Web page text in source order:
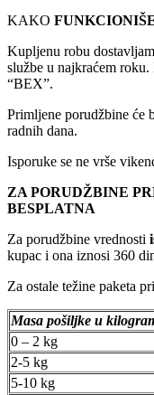
KAKO
Kupljenu robu
službe u najkraćem
“BEX”.
Primljene porudžbine će
radnih dana.
Isporuke se ne vrše
ZA PORUDŽBINE
BESPLATNA
Za porudžbine vrednosti
kupac i ona iznosi 360
Za ostale težine paketa
Masa pošiljke u
0 – 2 kg
2-5 kg
5-10 kg